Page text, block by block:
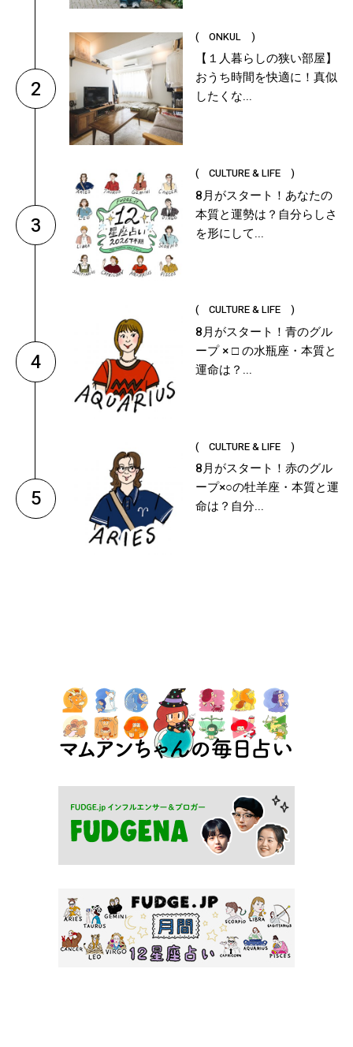
2
( ONKUL )
【１人暮らしの狭い部屋】
おうち時間を快適に！真似
したくな...
3
( CULTURE & LIFE )
8月がスタート！あなたの
本質と運勢は？自分らしさ
を形にして...
4
( CULTURE & LIFE )
8月がスタート！青のグル
ープ × □ の水瓶座・本質と
運命は？...
5
( CULTURE & LIFE )
8月がスタート！赤のグル
ープ×○の牡羊座・本質と運
命は？自分...